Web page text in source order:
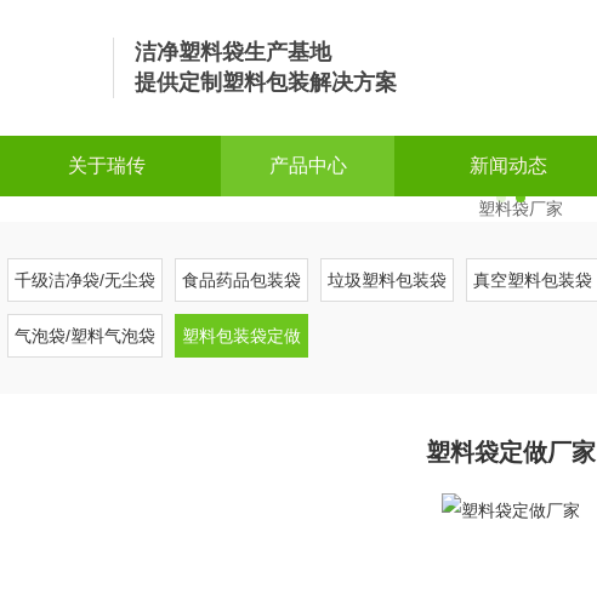
洁净塑料袋生产基地
提供定制塑料包装解决方案
关于瑞传 产品中心 新闻动态
千级洁净袋/无尘袋 食品药品包装袋 垃圾塑料包装袋 真空塑料包装袋
气泡袋/塑料气泡袋 塑料包装袋定做
塑料袋定做厂家